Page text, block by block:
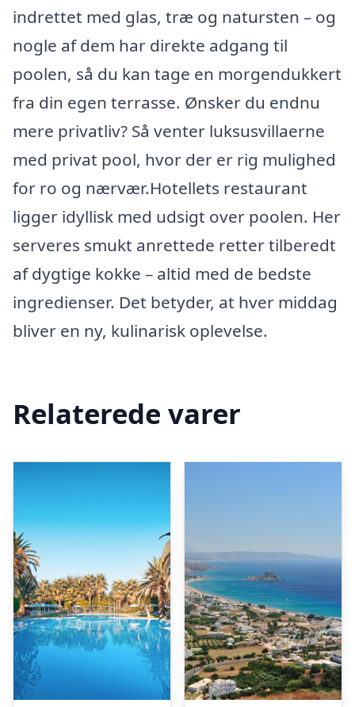
indrettet med glas, træ og natursten – og
nogle af dem har direkte adgang til
poolen, så du kan tage en morgendukkert
fra din egen terrasse. Ønsker du endnu
mere privatliv? Så venter luksusvillaerne
med privat pool, hvor der er rig mulighed
for ro og nærvær.Hotellets restaurant
ligger idyllisk med udsigt over poolen. Her
serveres smukt anrettede retter tilberedt
af dygtige kokke – altid med de bedste
ingredienser. Det betyder, at hver middag
bliver en ny, kulinarisk oplevelse.
Relaterede varer